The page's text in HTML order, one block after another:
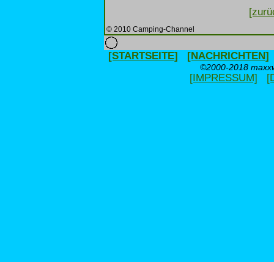
© 2010 Camping-Channel
[STARTSEITE] [NACHRICHTEN]
©2000-2018
[IMPRESSUM]